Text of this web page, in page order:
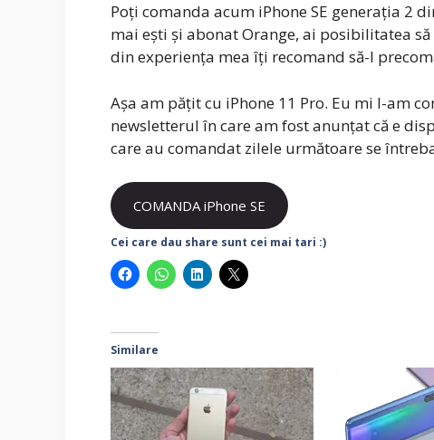
Poți comanda acum iPhone SE generația 2
mai ești și abonat Orange, ai posibilitatea
din experiența mea îți recomand să-l
Așa am pățit cu iPhone 11 Pro. Eu mi l-am
newsletterul în care am fost anunțat că e
care au comandat zilele următoare se
COMANDA iPhone SE
Cei care dau share sunt cei mai tari :)
Similare